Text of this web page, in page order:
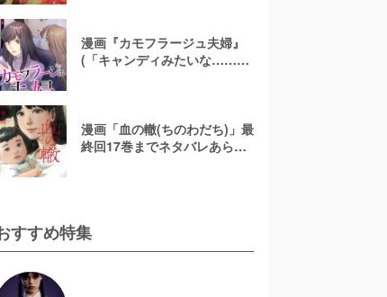
漫画『カモフラージュ夫婦』
(「キャンディみたいな……」)
漫画「血の轍(ちのわだち)」最
終回17巻までネタバレあらす
すすめ特集